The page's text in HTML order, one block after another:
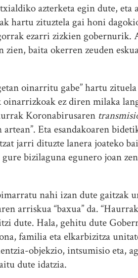
azterketa egin dute, eta
hartu zituztela gai honi
ezarri zizkien gobernurik.
baita okerren zeuden
oinarritu gabe” hartu
ez diren milaka
Koronabirusaren
Eta esandakoaren
jarri dituzte lanera joateko
bizilaguna egunero joan
nahi izan dute gaitzak
arriskua “baxua” da.
dute. Hala, gehitu dute
familia eta elkarbizitza
objekzio, intsumisio eta,
dute idatzia.